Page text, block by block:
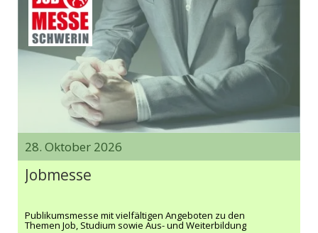
28. Oktober 2026
Jobmesse
Publikumsmesse mit vielfältigen Angeboten zu den
Themen Job, Studium sowie Aus- und Weiterbildung